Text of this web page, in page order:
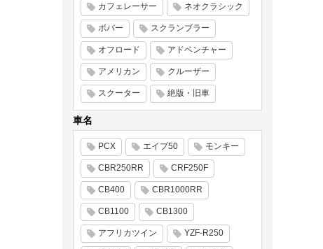
カフェレーサー ネオクラシック
ボバー スクランブラー
オフロード アドベンチャー
アメリカン クルーザー
スクーター 絶版・旧車
車名
PCX エイプ50 モンキー
CBR250RR CRF250F
CB400 CBR1000RR
CB1100 CB1300
アフリカツイン YZF-R250